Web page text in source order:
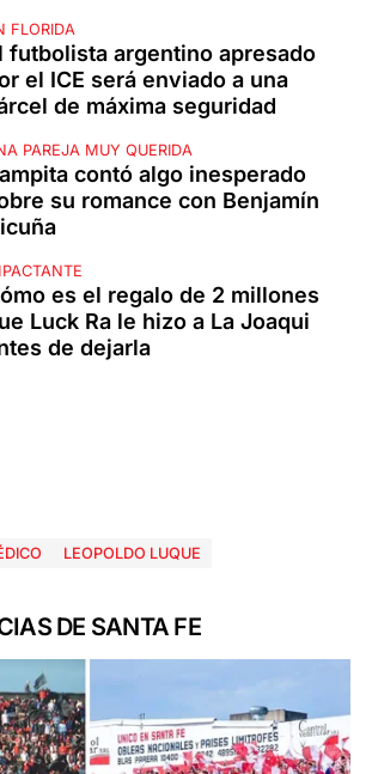
FLORIDA
futbolista argentino apresado
el ICE será enviado a una
de máxima seguridad
PAREJA MUY QUERIDA
contó algo inesperado
su romance con Benjamín
es el regalo de 2 millones
Luck Ra le hizo a La Joaqui
de dejarla
LEOPOLDO LUQUE
DE SANTA FE